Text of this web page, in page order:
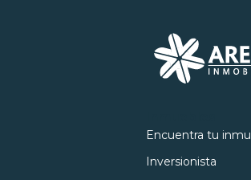
Encuentra tu
Inversionista